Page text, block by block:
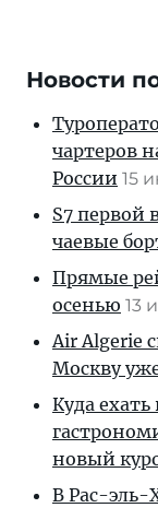
Новости
чартеров
России 15
S7 первой
чаевые
Прямые
осенью 13
Air Algerie
Москву
Куда
новый
В Рас-эль-